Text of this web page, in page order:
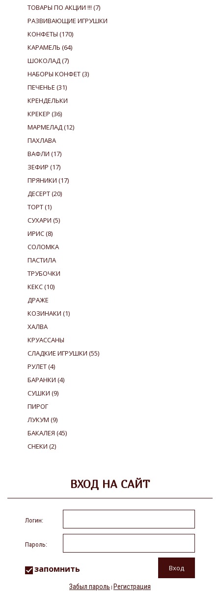
ТОВАРЫ ПО АКЦИИ !!! (7)
РАЗВИВАЮЩИЕ ИГРУШКИ
КОНФЕТЫ (170)
КАРАМЕЛЬ (64)
ШОКОЛАД(7)
НАБОРЫ КОНФЕТ(3)
ПЕЧЕНЬЕ (31)
КРЕНДЕЛЬКИ
КРЕКЕР (36)
МАРМЕЛАД(12)
ПАХЛАВА
ВАФЛИ (17)
ЗЕФИР (17)
ПРЯНИКИ (17)
ДЕСЕРТ(20)
ТОРТ(1)
СУХАРИ (5)
ИРИС(8)
СОЛОМКА
ПАСТИЛА
ТРУБОЧКИ
КЕКС(10)
ДРАЖЕ
КОЗИНАКИ (1)
ХАЛВА
КРУАССАНЫ
СЛАДКИЕ ИГРУШКИ (55)
РУЛЕТ(4)
БАРАНКИ (4)
СУШКИ (9)
ПИРОГ
ЛУКУМ (9)
БАКАЛЕЯ (45)
СНЕКИ (2)
ВХОД НА САЙТ
Логин:
Пароль:
запомнить
Забыл пароль | Регистрация